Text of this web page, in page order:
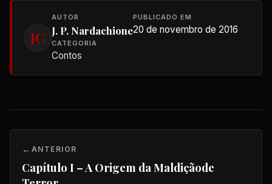
JC
AUTOR
J. P. Nardachione
PUBLICADO EM
20 de novembro de 2016
CATEGORIA
Contos
ANTERIOR
Capítulo I – A Origem da Maldiçãode